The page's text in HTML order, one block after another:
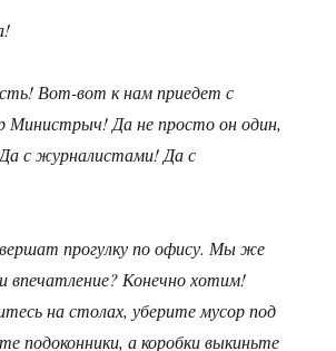
Вот-вот к нам приедет с
Министрыч! Да не просто он один,
с журналистами! Да с
прогулку по офису. Мы же
впечатление? Конечно хотим!
на столах, уберите мусор под
подоконники, а коробки выкиньте